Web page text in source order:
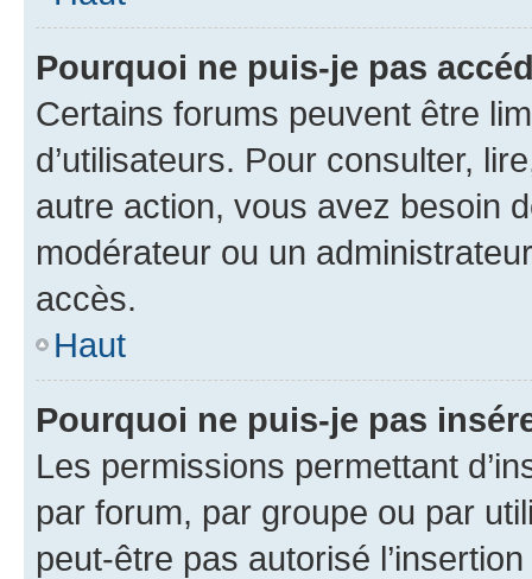
Pourquoi ne puis-je pas
Certains forums peuvent être
d’utilisateurs. Pour consulter,
autre action, vous avez besoin
modérateur ou un
accès.
Haut
Pourquoi ne puis-je pas
Les permissions permettant
par forum, par groupe ou par
peut-être pas autorisé